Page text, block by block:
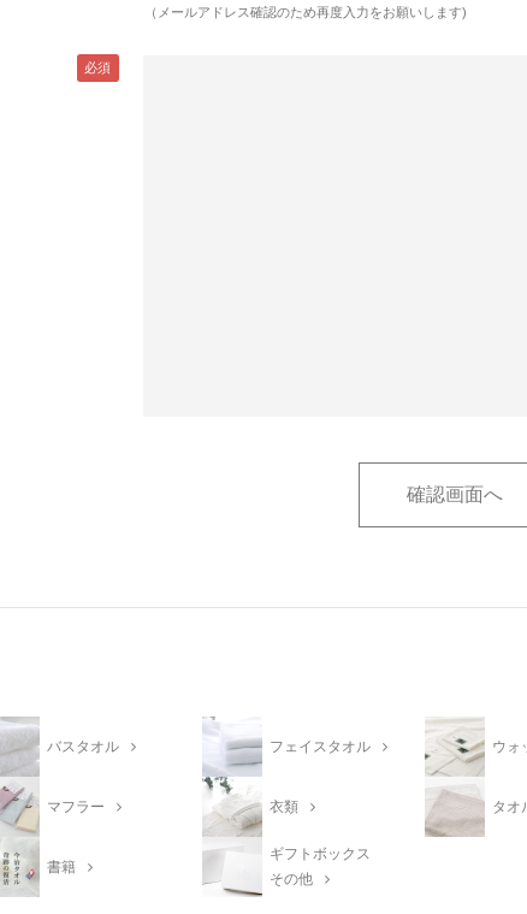
（メールアドレス確認のため再度入力をお願いします)
バスタオル フェイスタオル ウォ
マフラー 衣類 タオ
書籍
ギフトボックス
その他